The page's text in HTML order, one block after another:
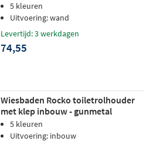
5 kleuren
Uitvoering: wand
Levertijd: 3 werkdagen
74,55
Wiesbaden Rocko toiletrolhouder
met klep inbouw - gunmetal
5 kleuren
Uitvoering: inbouw